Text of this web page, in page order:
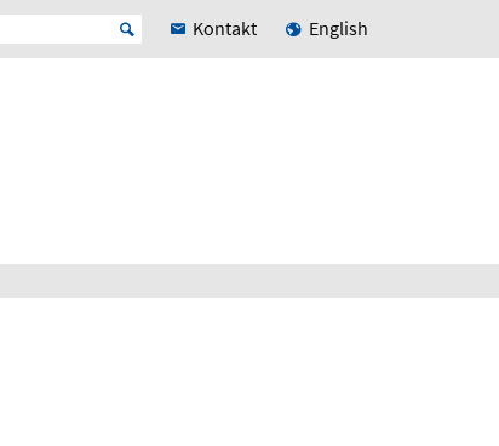
Kontakt English